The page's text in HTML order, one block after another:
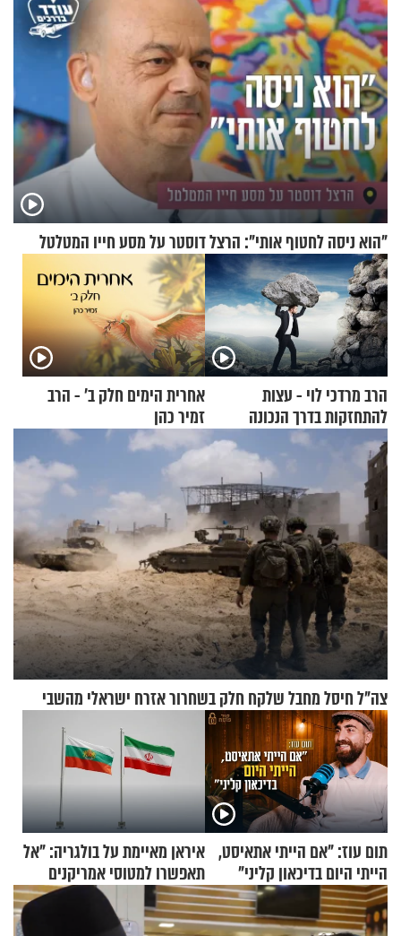
"הוא ניסה לחטוף אותי": הרצל דוסטר על מסע חייו המטלטל
הרב מרדכי לוי - עצות
להתחזקות בדרך הנכונה
אחרית הימים חלק ב’ - הרב
זמיר כהן
צה"ל חיסל מחבל שלקח חלק בשחרור אזרח ישראלי מהשבי
תום עוז: "אם הייתי אתאיסט,
הייתי היום בדיכאון קליני"
איראן מאיימת על בולגריה: "אל
תאפשרו למטוסי אמריקנים
להמריא מהשטח שלכם"